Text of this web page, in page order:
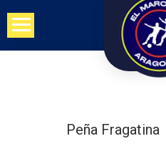
Saltar
contenido
Peña Fragatina